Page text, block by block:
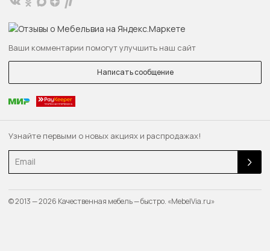
Узнайте первыми о новых акциях и распродажах!
Email
Ваши комментарии помогут улучшить наш сайт
Написать сообщение
© 2013 — 2026 Качественная мебель — быстро. «MebelVia.ru»